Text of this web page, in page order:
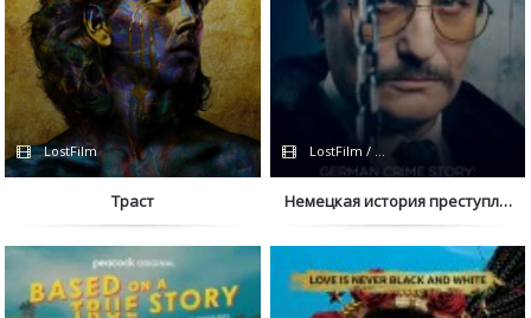
LostFilm
Траст
LostFilm / Сериалы 2023
Немецкая история